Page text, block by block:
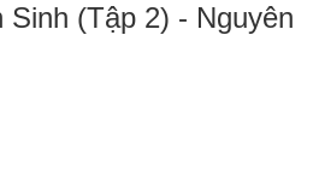
Sinh (Tập 2) - Nguyên